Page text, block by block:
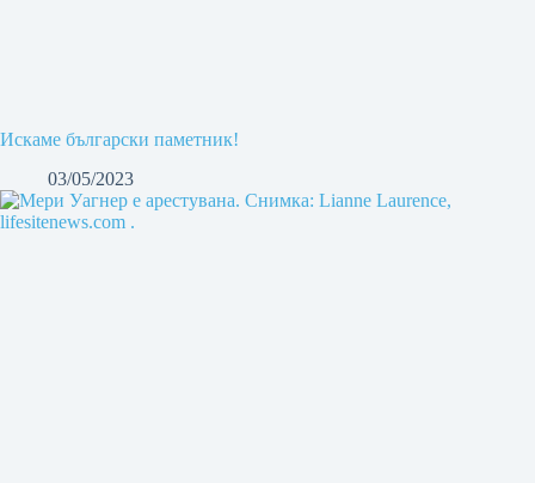
Искаме български паметник!
03/05/2023